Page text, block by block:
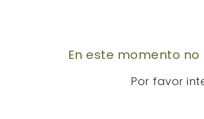
En este momento
Por favor